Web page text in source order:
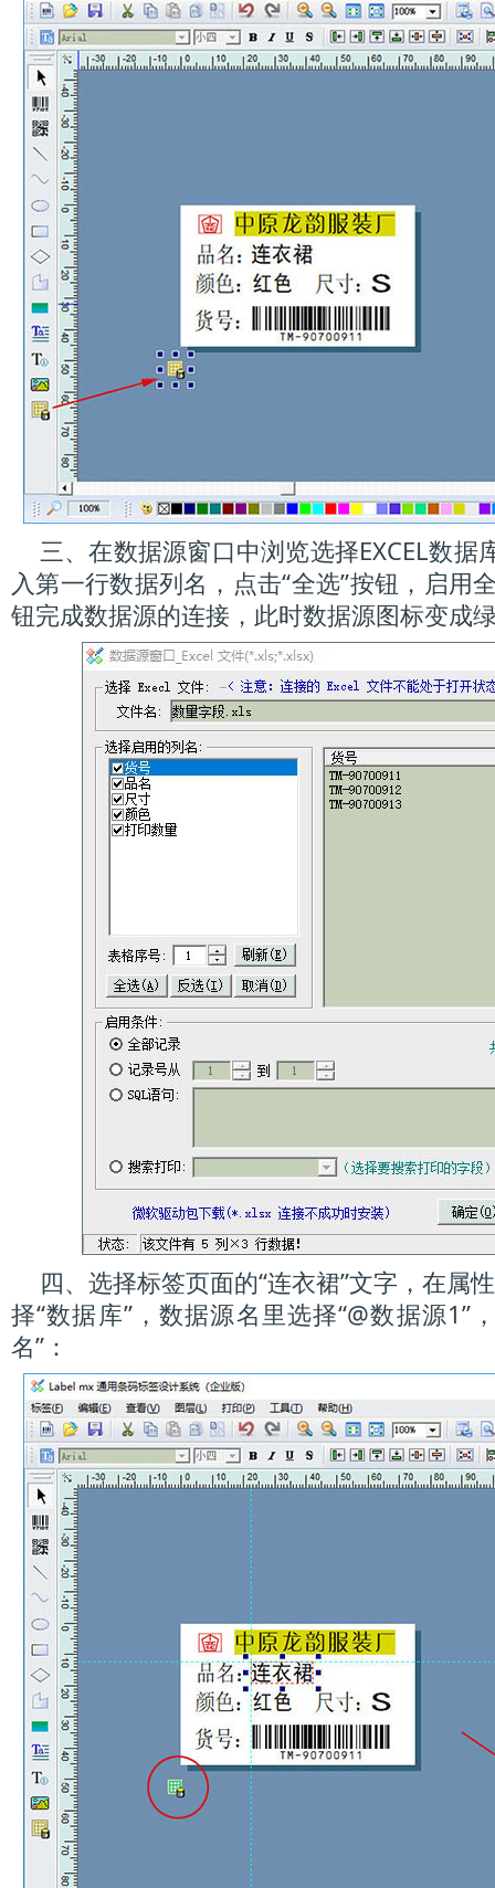
三、在数据源窗口中浏览选择EXCEL数
入第一行数据列名，点击“全选”按钮，启用
钮完成数据源的连接，此时数据源图标变成
四、选择标签页面的“连衣裙”文字，在属
择“数据库”，数据源名里选择“@数据源1”
名”：